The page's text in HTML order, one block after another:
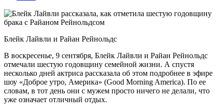
Блейк Лайвли и Райан Рейнольдс
В воскресенье, 9 сентября, Блейк Лайвли и Райан Рейнольдс
отмечали шестую годовщину семейной жизни. А спустя
несколько дней актриса рассказала об этом подробнее в эфире
шоу «Доброе утро, Америка» (Good Morning America). По ее
словам, в тот день они с мужем просто ничего не делали, что
уже означает отличный отдых.